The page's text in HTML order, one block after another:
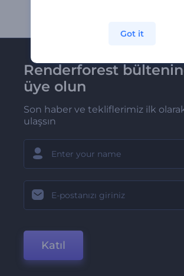
Renderforest
üye olun
Son haber ve tekliflerimiz ilk
ulaşsın
Katıl
Got it